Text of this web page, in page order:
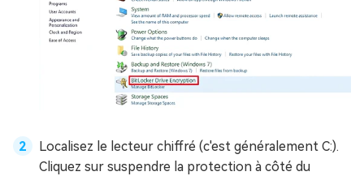
Localisez le lecteur chiffré (c'est généralement C:).
Cliquez sur suspendre la protection à côté du